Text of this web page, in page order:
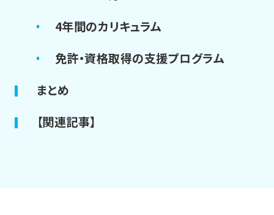
4年間のカリキュラム
免許・資格取得の支援プログラム
まとめ
【関連記事】